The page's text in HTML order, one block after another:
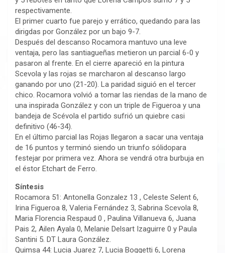
respectivamente.
El primer cuarto fue parejo y errático, quedando para las
dirigdas por González por un bajo 9-7.
Después del descanso Rocamora mantuvo una leve
ventaja, pero las santiagueñas metieron un parcial 6-0 y
pasaron al frente. En el cierre apareció en la pintura
Scevola y las rojas se marcharon al descanso largo
ganando por uno (21-20). La paridad siguió en el tercer
chico. Rocamora volvió a tomar las riendas de la mano de
una inspirada González y con un triple de Figueroa y una
bandeja de Scévola el partido sufrió un quiebre casi
definitivo (46-34).
En el último parcial las Rojas llegaron a sacar una ventaja
de 16 puntos y terminó siendo un triunfo sólidopara
festejar por primera vez. Ahora se vendrá otra burbuja en
el éstor Etchart de Ferro.
Síntesis
Rocamora 51: Antonella Gonzalez 13 , Celeste Selent 6,
Irina Figueroa 8, Valeria Fernández 3, Sabrina Scevola 8,
Maria Florencia Respaud 0 , Paulina Villanueva 6, Juana
Pais 2, Ailen Ayala 0, Melanie Delsart Izaguirre 0 y Paula
Santini 5. DT Laura González.
Quimsa 44: Lucia Juarez 7, Lucia Boggetti 6, Lorena